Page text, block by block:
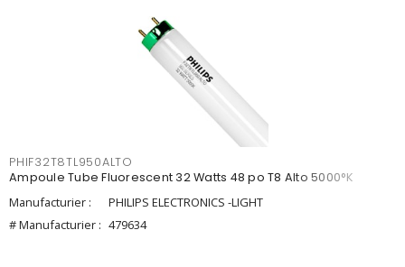
PHIF32T8TL950ALTO
Ampoule Tube Fluorescent 32 Watts 48 po T8 Alto 5000°K
Manufacturier :
PHILIPS ELECTRONICS -LIGHT
# Manufacturier : 479634